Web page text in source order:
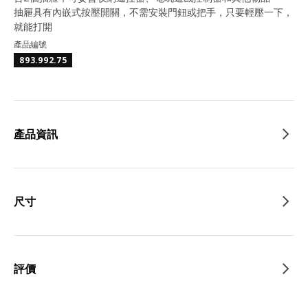
抽屜具有內嵌式按壓開關，不需安裝門鈕或把手，只要輕壓一下，
就能打開
產品編號
893.992.75
產品資訊
尺寸
評價